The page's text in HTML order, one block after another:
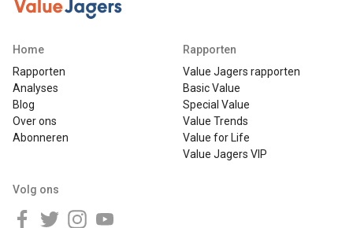
Home
Rapporten
Analyses
Blog
Over ons
Abonneren
Rapporten
Value Jagers rapporten
Basic Value
Special Value
Value Trends
Value for Life
Value Jagers VIP
Volg ons